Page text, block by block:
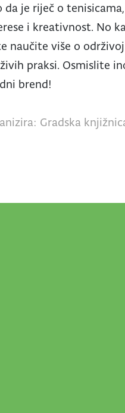
da je riječ o
i kreativnost. No
naučite više o
praksi. Osmislite
brend!
Gradska